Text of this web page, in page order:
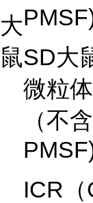
大
鼠SD大
微粒体
（不含
ICR （